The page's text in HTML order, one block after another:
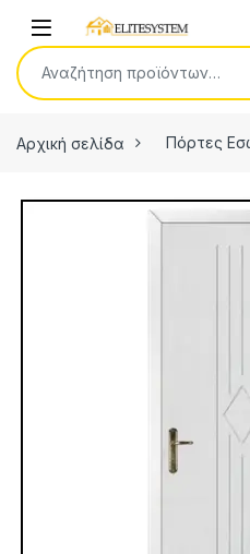
Open
Αναζήτηση για:
Αρχική σελίδα Πόρτες